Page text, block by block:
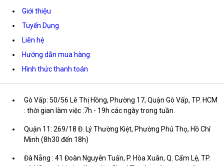
Giới thiệu
Tuyển Dụng
Liên hệ
Hướng dẫn mua hàng
Hình thức thanh toán
Gò Vấp: 50/56 Lê Thị Hồng, Phường 17, Quận Gò Vấp, TP. HCM
: thời gian làm việc :7h - 19h các ngày trong tuần.
Quận 11: 269/18 Đ. Lý Thường Kiệt, Phường Phú Thọ, Hồ Chí
Minh (8h30 đến 18h)
Đà Nẵng : 41 Đoàn Nguyễn Tuấn, P. Hòa Xuân, Q. Cẩm Lệ, TP.